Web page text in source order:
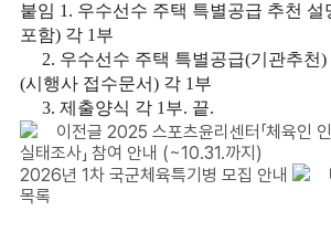
붙임 1. 우수선수 주택 특별공급 추천 설
포함) 각 1 부
2. 우수선수 주택 특별공급(기관추천)
(시행사 접수문서) 각 1 부
3. 제출양식 각 1 부. 끝.
이전글 2025 스포츠윤리센터「체육인
실태조사」 참여 안내 (~10.31.까지)
2026년 1차 국군체육특기병 모집 안내
목록